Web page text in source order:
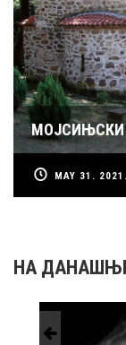
МОЈСИЊСКИ
MAY 31. 2021.
НА